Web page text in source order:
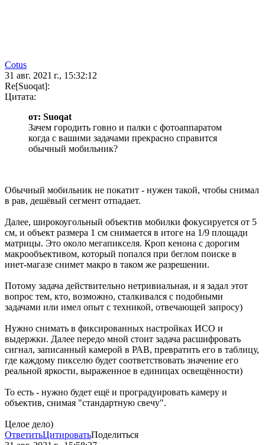
Cotus
31 авг. 2021 г., 15:32:12
Re[Suoqat]:
Цитата:
от: Suoqat
Зачем городить говно и палки с фотоаппаратом
когда с вашими задачами прекрасно справится
обычный мобильник?
Обычный мобильник не покатит - нужен такой, чтобы снимал
в рав, дешёвый сегмент отпадает.
Далее, широкоугольный объектив мобилки фокусируется от 5
см, и объект размера 1 см снимается в итоге на 1/9 площади
матрицы. Это около мегапикселя. Кроп кенона с дорогим
макрообъективом, который попался при беглом поиске в
инет-магазе снимет макро в таком же разрешении.
Потому задача действительно нетривиальная, и я задал этот
вопрос тем, кто, возможно, сталкивался с подобными
задачами или имел опыт с техникой, отвечающей запросу)
Нужно снимать в фиксированных настройках ИСО и
выдержки. Далее передо мной стоит задача расшифровать
сигнал, записанный камерой в РАВ, превратить его в таблицу,
где каждому пикселю будет соответствовать значение его
реальной яркости, выраженное в единицах освещённости)
То есть - нужно будет ещё и проградуировать камеру и
объектив, снимая "стандартную свечу".
Целое дело)
ОтветитьЦитироватьПоделиться